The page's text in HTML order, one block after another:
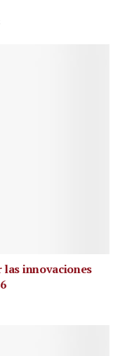
las innovaciones